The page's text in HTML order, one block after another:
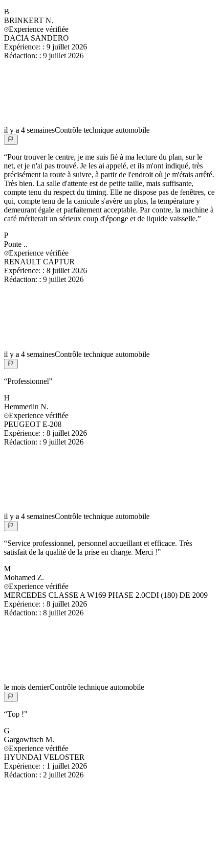
B
BRINKERT N.
Experience vérifiée
DACIA SANDERO
Expérience: : 9 juillet 2026
Rédaction: : 9 juillet 2026
il y a 4 semainesContrôle technique automobile
“Pour trouver le centre, je me suis fié à ma lecture du plan, sur le
net, et je n'ai pas trouvé. Je les ai appelé, et ils m'ont indiqué, très
précisément la route à suivre, à partir de l'endroit où je m'étais arrêté.
Très bien. La salle d'attente est de petite taille, mais suffisante,
compte tenu du respect du timing. Elle ne dispose pas de fenêtres, ce
qui, compte tenu de la canicule s'avère un plus, la température y
demeurant égale et parfaitement acceptable. Par contre, la machine à
café mériterait un sérieux coup d'éponge et de liquide vaisselle.”
P
Ponte ..
Experience vérifiée
RENAULT CAPTUR
Expérience: : 8 juillet 2026
Rédaction: : 9 juillet 2026
il y a 4 semainesContrôle technique automobile
“Professionnel”
H
Hemmerlin N.
Experience vérifiée
PEUGEOT E-208
Expérience: : 8 juillet 2026
Rédaction: : 9 juillet 2026
il y a 4 semainesContrôle technique automobile
“Service professionnel, personnel accueillant et efficace. Très
satisfait de la qualité de la prise en charge. Merci !”
M
Mohamed Z.
Experience vérifiée
MERCEDES CLASSE A W169 PHASE 2.0CDI (180) DE 2009
Expérience: : 8 juillet 2026
Rédaction: : 8 juillet 2026
le mois dernierContrôle technique automobile
“Top !”
G
Gargowitsch M.
Experience vérifiée
HYUNDAI VELOSTER
Expérience: : 1 juillet 2026
Rédaction: : 2 juillet 2026